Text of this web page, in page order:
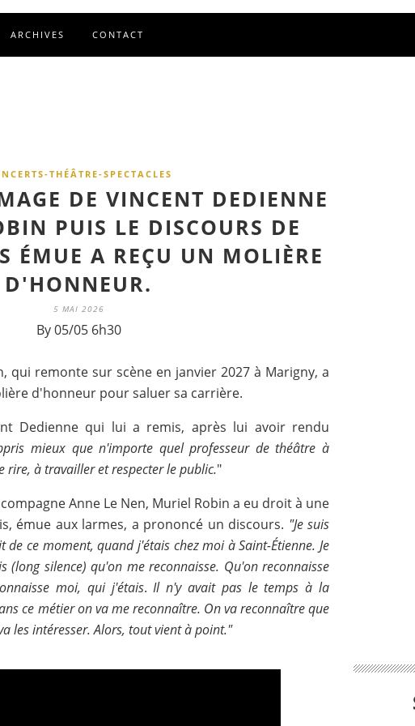
ARCHIVES CONTACT
THÉÂTRE-SPECTACLES
DE VINCENT DEDIENNE
PUIS LE DISCOURS DE
ÉMUE A REÇU UN MOLIÈRE
D'HONNEUR.
5 MAI 2026
By 05/05 6h30
qui remonte sur scène en janvier 2027 à Marigny, a
d'honneur pour saluer sa carrière.
Dedienne qui lui a remis, après lui avoir rendu
mieux que n'importe quel professeur de théâtre à
rire, à travailler et respecter le public."
Anne Le Nen, Muriel Robin a eu droit à une
émue aux larmes, a prononcé un discours. "Je suis
de ce moment, quand j'étais chez moi à Saint-Étienne. Je
(long silence) qu'on me reconnaisse. Qu'on reconnaisse
moi, qui j'étais.Il n'y avait pas le temps à la
ce métier on va me reconnaître. On va reconnaître que
les intéresser. Alors, tout vient à point."